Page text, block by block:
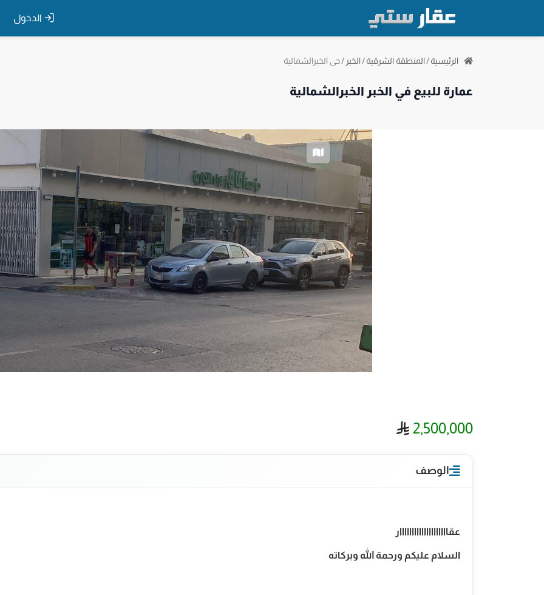
الدخول
الرئيسية/المنطقة الشرقية/الخبر /حي الخبرالشمالية
عمارة للبيع في الخبر الخبرالشمالية
2,500,000
الوصف
عقاااااااااااااااااااار
السلام عليكم ورحمة الله وبركاته